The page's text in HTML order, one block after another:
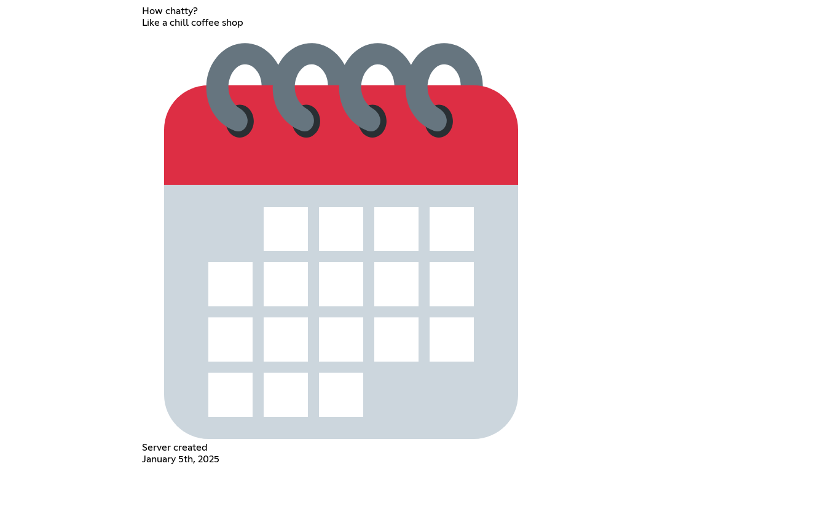
How chatty?
Like a chill coffee shop
Server created
January 5th, 2025